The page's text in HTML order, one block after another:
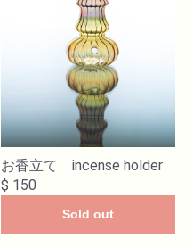
お香立て incense holder
$ 150
Sold out